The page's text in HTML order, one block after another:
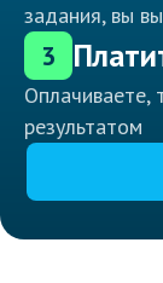
задания, вы
3
Оплачиваете,
результатом